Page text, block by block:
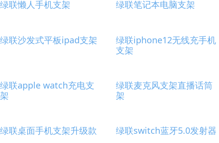
绿联懒人手机支架 绿联笔记本电脑支架
绿联沙发式平板ipad支架
绿联iphone12无线充手机
支架
绿联apple watch充电支
架
绿联麦克风支架直播话筒
架
绿联桌面手机支架升级款 绿联switch蓝牙5.0发射器